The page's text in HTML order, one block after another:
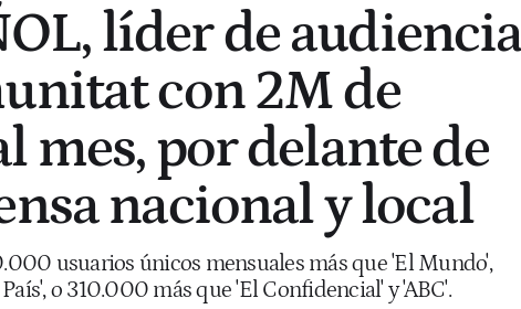
líder de
con 2M de
mes, por delante de
nacional y local
usuarios únicos mensuales más que 'El Mundo',
o 310.000 más que 'El Confidencial' y 'ABC'.